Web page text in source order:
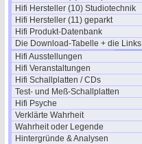
Hifi Hersteller (10) Studiotechnik
Hifi Hersteller (11) geparkt
Hifi Produkt-Datenbank
Die Download-Tabelle + die Links
Hifi Ausstellungen
Hifi Veranstaltungen
Hifi Schallplatten / CDs
Test- und Meß-Schallplatten
Hifi Psyche
Verklärte Wahrheit
Wahrheit oder Legende
Hintergründe & Analysen